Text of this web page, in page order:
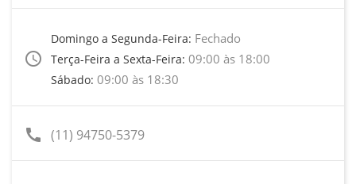
access_time
Domingo a Segunda-Feira: Fechado
Terça-Feira a Sexta-Feira: 09:00 às 18:00
Sábado: 09:00 às 18:30
call (11) 94750-5379